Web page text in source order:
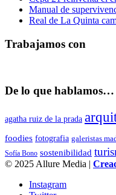
Manual de
Real de La Quinta
Trabajamos con
De lo que hablamos…
agatha ruiz de la prada
foodies fotografia galeristas
Sofía Bono sostenibilidad
© 2025 Allure Media |
Instagram